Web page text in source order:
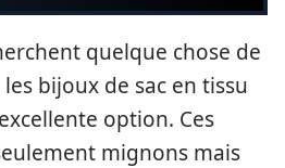
quelque chose de
bijoux de sac en tissu
option. Ces
mignons mais